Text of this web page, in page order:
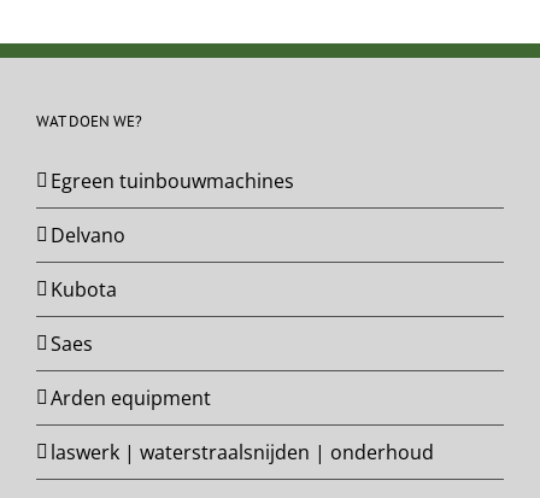
WAT DOEN WE?
Egreen tuinbouwmachines
Delvano
Kubota
Saes
Arden equipment
laswerk | waterstraalsnijden | onderhoud